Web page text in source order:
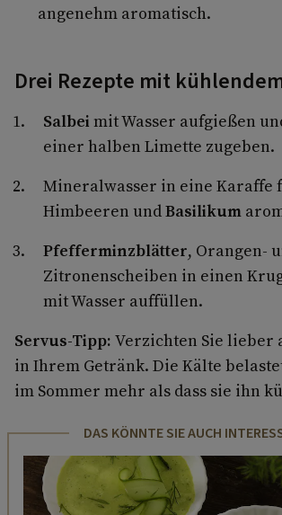
angenehm aromatisch.
Drei Rezepte mit
Salbei mit Wasser aufgießen
einer halben Limette zugeben.
Mineralwasser in eine Karaffe
Himbeeren undBasilikum
Pfefferminzblätter, Orangen-
Zitronenscheiben in einen
mit Wasser auffüllen.
Servus-Tipp: Verzichten Sie lieber
in Ihrem Getränk. Die Kälte
im Sommer mehr als dass sie ihn
DAS KÖNNTE SIE AUCH